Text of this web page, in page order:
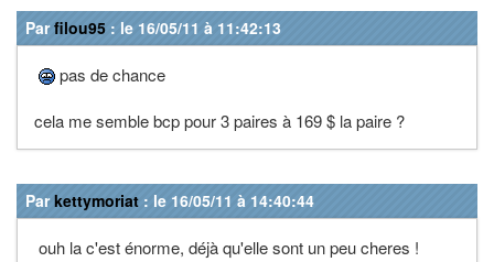
Parfilou95 : le 16/05/11 à 11:42:13
pas de chance
cela me semble bcp pour 3 paires à 169 $ la paire ?
Parkettymoriat : le 16/05/11 à 14:40:44
ouh la c'est énorme, déjà qu'elle sont un peu cheres !